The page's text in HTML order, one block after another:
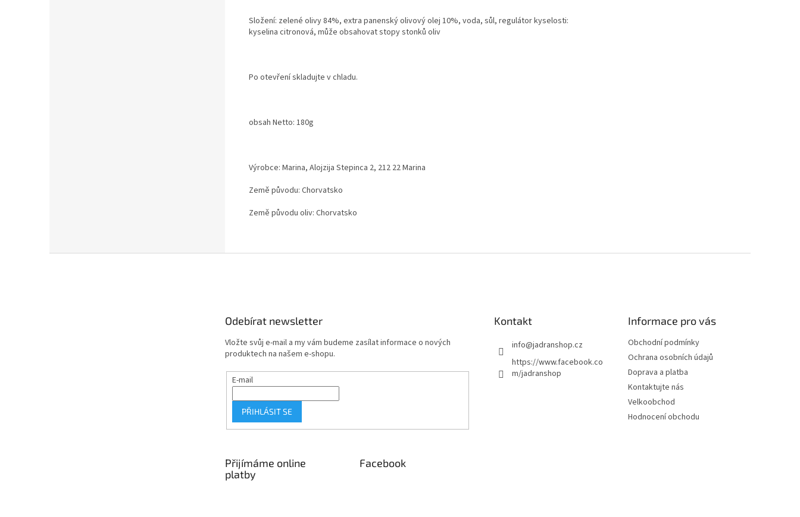
Složení: zelené olivy 84%, extra panenský olivový olej 10%, voda, sůl, regulátor kyselosti:
kyselina citronová, může obsahovat stopy stonků oliv
Po otevření skladujte v chladu.
obsah Netto: 180g
Výrobce: Marina, Alojzija Stepinca 2, 212 22 Marina
Země původu: Chorvatsko
Země původu oliv: Chorvatsko
Odebírat newsletter
Vložte svůj e-mail a my vám budeme zasílat informace o nových
produktech na našem e-shopu.
E-mail
PŘIHLÁSIT SE
Kontakt
info@jadranshop.cz
https://www.facebook.co
m/jadranshop
Informace pro vás
Obchodní podmínky
Ochrana osobních údajů
Doprava a platba
Kontaktujte nás
Velkoobchod
Hodnocení obchodu
Přijímáme online
platby
Facebook